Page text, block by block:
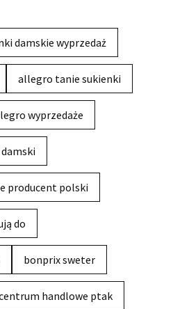
damskie wyprzedaż
allegro tanie sukienki
wyprzedaże
producent polski
do
bonprix sweter
handlowe ptak